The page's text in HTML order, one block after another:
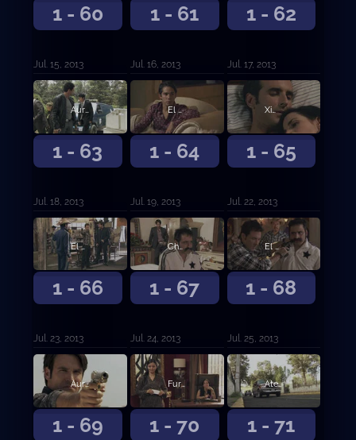
1 - 60
Jul. 15, 2013
1 - 61
Jul. 16, 2013
1 - 62
Jul. 17, 2013
1 - 63
Aurelio asesina a su amante Mónica Robles
Jul. 18, 2013
1 - 64
El Cabo planea asesina a Casillas
Jul. 19, 2013
1 - 65
Ximena hace el amor con el Turco
Jul. 22, 2013
1 - 66
El Cabo asesina al Tijeras
Jul. 23, 2013
1 - 67
Chacorta y sus hombres asesinan a Colmenares
Jul. 24, 2013
1 - 68
El Cabo es amenazado de muerte
Jul. 25, 2013
1 - 69
Aurelio asesina al Turco por traicionarlo con su esposa
1 - 70
Furioso en la mira
1 - 71
Atentan contra Aurelio Casillas y su familia